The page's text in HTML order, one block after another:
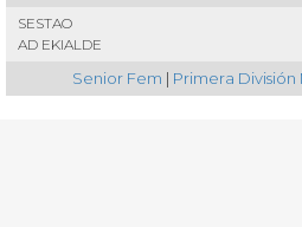
SESTAO
AD EKIALDE
Senior Fem | Primera División